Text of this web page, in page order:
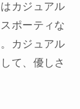
カジュアル
ポーティな
カジュアル
て、優しさ